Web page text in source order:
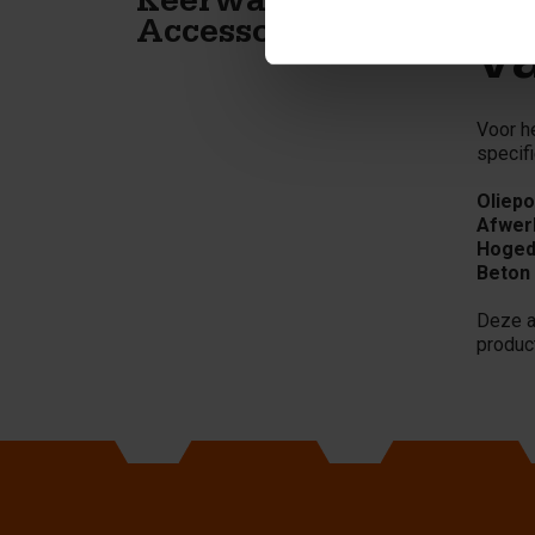
Accessoires
Voor
Deze